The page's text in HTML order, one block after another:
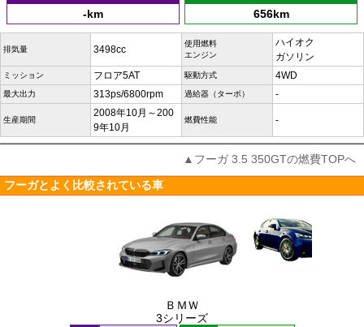
-km 656km
排気量 3498cc
使用燃料
エンジン
ハイオク
ガソリン
ミッション フロア5AT 駆動方式 4WD
最大出力 313ps/6800rpm 過給器（ターボ） -
生産期間
2008年10月～200
9年10月
燃費性能 -
▲フーガ 3.5 350GTの燃費TOPへ
フーガとよく比較されている車
ＢＭＷ
3シリーズ